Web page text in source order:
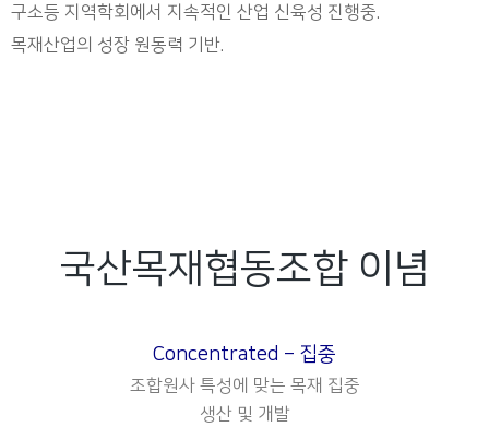
구소등 지역학회에서 지속적인 산업 신육성 진행중.
목재산업의 성장 원동력 기반.
국산목재협동조합 이념
Concentrated – 집중
조합원사 특성에 맞는 목재 집중
생산 및 개발